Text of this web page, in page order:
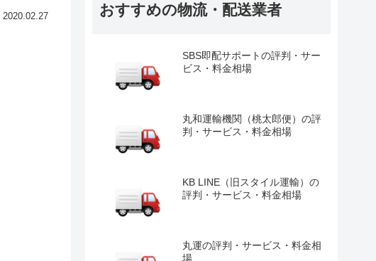
2020.02.27 おすすめの物流・配送業者
SBS即配サポートの評判・サー
ビス・料金相場
丸和運輸機関（桃太郎便）の評
判・サービス・料金相場
KB LINE（旧スタイル運輸）の
評判・サービス・料金相場
丸運の評判・サービス・料金相
場